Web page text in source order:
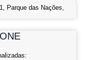
Parque das Nações,